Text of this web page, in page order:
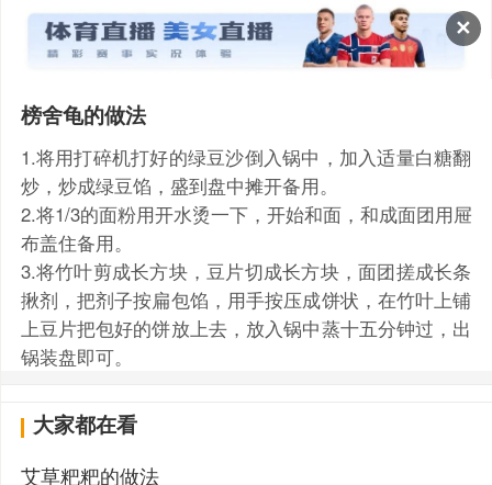
✕
榜舍龟的做法
1.将用打碎机打好的绿豆沙倒入锅中，加入适量白糖翻
炒，炒成绿豆馅，盛到盘中摊开备用。
2.将1/3的面粉用开水烫一下，开始和面，和成面团用屉
布盖住备用。
3.将竹叶剪成长方块，豆片切成长方块，面团搓成长条
揪剂，把剂子按扁包馅，用手按压成饼状，在竹叶上铺
上豆片把包好的饼放上去，放入锅中蒸十五分钟过，出
锅装盘即可。
大家都在看
艾草粑粑的做法